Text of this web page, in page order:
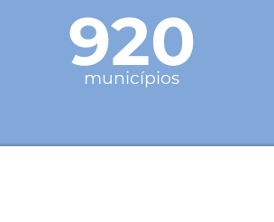
920
municípios